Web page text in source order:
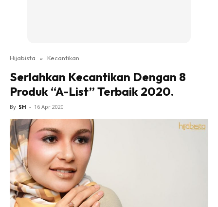
Hijabista » Kecantikan
Serlahkan Kecantikan Dengan 8
Produk “A-List” Terbaik 2020.
By SH - 16 Apr 2020